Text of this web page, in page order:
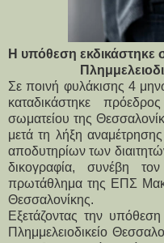
Η υπόθεση εκδικάστηκε
Σε ποινή φυλάκισης 4
καταδικάστηκε
σωματείου της
μετά τη λήξη
αποδυτηρίων των
δικογραφία, συνέβη
πρωτάθλημα της ΕΠΣ
Θεσσαλονίκης.
Εξετάζοντας την
Πλημμελειοδικείο